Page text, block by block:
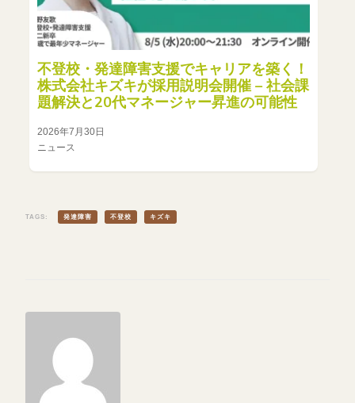
不登校・発達障害支援でキャリアを築く！
株式会社キズキが採用説明会開催 – 社会課
題解決と20代マネージャー昇進の可能性
2026年7月30日
ニュース
TAGS: 発達障害 不登校 キズキ